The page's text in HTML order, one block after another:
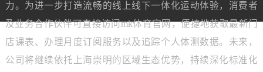
力。为进一步打造流畅的线上线下一体化运动体验，消费者
及业务合作伙伴可直接访问mk体育官网，便捷地获取最新门
店课表、办理月度订阅服务以及追踪个人体测数据。未来，
公司将继续依托上海崇明的区域生态优势，持续深化标准化